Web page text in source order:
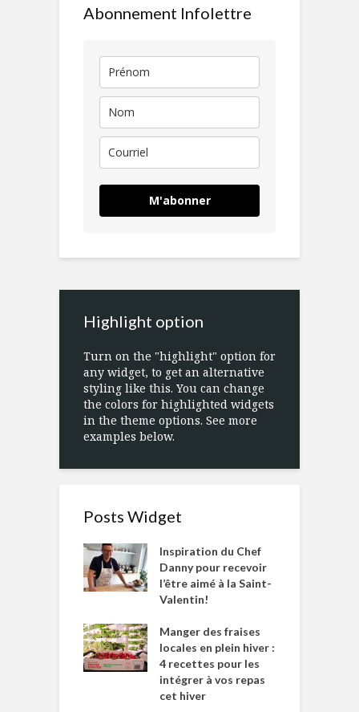
Abonnement Infolettre
M'abonner
Highlight option
Turn on the "highlight" option for
any widget, to get an alternative
styling like this. You can change
the colors for highlighted widgets
in the theme options. See more
examples below.
Posts Widget
Inspiration du Chef
Danny pour recevoir
l’être aimé à la Saint-
Valentin!
Manger des fraises
locales en plein hiver :
4 recettes pour les
intégrer à vos repas
cet hiver